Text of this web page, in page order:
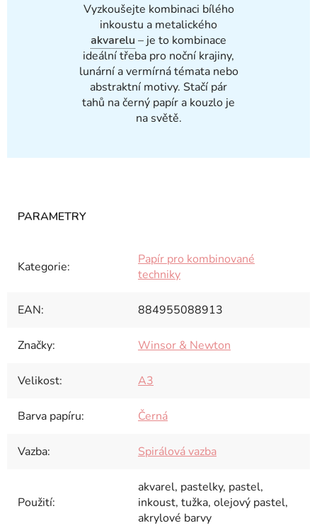
Vyzkoušejte kombinaci bílého
inkoustu a metalického
akvarelu – je to kombinace
ideální třeba pro noční krajiny,
lunární a vermírná témata nebo
abstraktní motivy. Stačí pár
tahů na černý papír a kouzlo je
na světě.
Kategorie:
Papír pro kombinované
techniky
EAN: 884955088913
Značky: Winsor & Newton
Velikost: A3
Barva papíru: Černá
Vazba: Spirálová vazba
Použití:
akvarel, pastelky, pastel,
inkoust, tužka, olejový pastel,
akrylové barvy